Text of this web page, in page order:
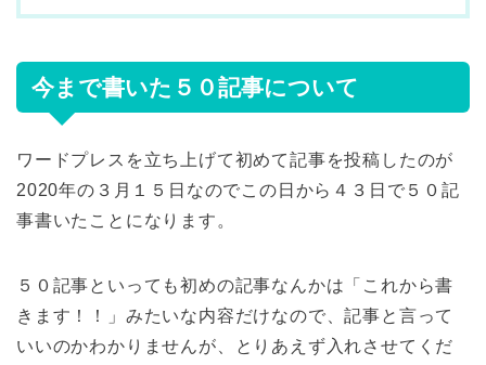
今まで書いた５０記事について
ワードプレスを立ち上げて初めて記事を投稿したのが
2020年の３月１５日なのでこの日から４３日で５０記
事書いたことになります。
５０記事といっても初めの記事なんかは「これから書
きます！！」みたいな内容だけなので、記事と言って
いいのかわかりませんが、とりあえず入れさせてくだ